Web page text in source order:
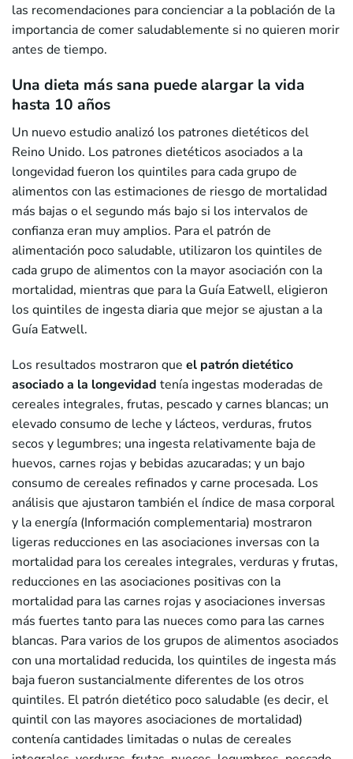
las recomendaciones para concienciar a la población de la
importancia de comer saludablemente si no quieren morir
antes de tiempo.
Una dieta más sana puede alargar la vida
hasta 10 años
Un nuevo estudio analizó los patrones dietéticos del
Reino Unido. Los patrones dietéticos asociados a la
longevidad fueron los quintiles para cada grupo de
alimentos con las estimaciones de riesgo de mortalidad
más bajas o el segundo más bajo si los intervalos de
confianza eran muy amplios. Para el patrón de
alimentación poco saludable, utilizaron los quintiles de
cada grupo de alimentos con la mayor asociación con la
mortalidad, mientras que para la Guía Eatwell, eligieron
los quintiles de ingesta diaria que mejor se ajustan a la
Guía Eatwell.
Los resultados mostraron que el patrón dietético
asociado a la longevidad tenía ingestas moderadas de
cereales integrales, frutas, pescado y carnes blancas; un
elevado consumo de leche y lácteos, verduras, frutos
secos y legumbres; una ingesta relativamente baja de
huevos, carnes rojas y bebidas azucaradas; y un bajo
consumo de cereales refinados y carne procesada. Los
análisis que ajustaron también el índice de masa corporal
y la energía (Información complementaria) mostraron
ligeras reducciones en las asociaciones inversas con la
mortalidad para los cereales integrales, verduras y frutas,
reducciones en las asociaciones positivas con la
mortalidad para las carnes rojas y asociaciones inversas
más fuertes tanto para las nueces como para las carnes
blancas. Para varios de los grupos de alimentos asociados
con una mortalidad reducida, los quintiles de ingesta más
baja fueron sustancialmente diferentes de los otros
quintiles. El patrón dietético poco saludable (es decir, el
quintil con las mayores asociaciones de mortalidad)
contenía cantidades limitadas o nulas de cereales